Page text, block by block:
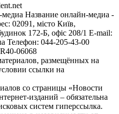
Название онлайн-медиа -
02091, місто Київ,
172-Б, офіс 208/1 E-mail:
Телефон: 044-205-43-00
06068
размещённых на
ссылки на
со страницы «Новости
изданий – обязательна
систем гиперссылка.